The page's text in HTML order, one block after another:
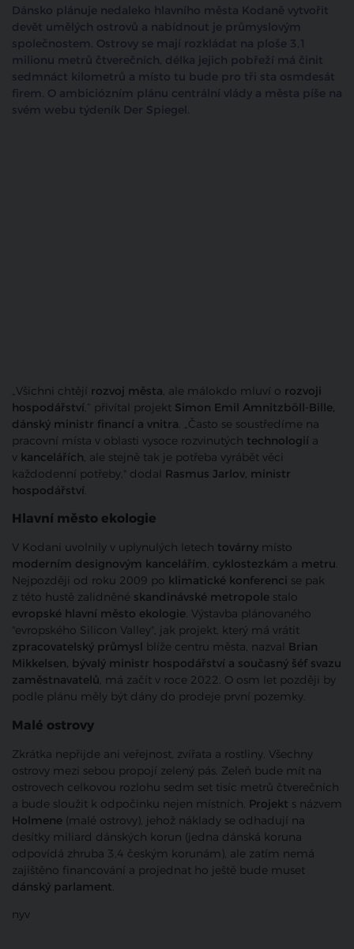
Dánsko plánuje nedaleko hlavního města Kodaně vytvořit
devět umělých ostrovů a nabídnout je průmyslovým
společnostem. Ostrovy se mají rozkládat na ploše 3,1
milionu metrů čtverečních, délka jejich pobřeží má činit
sedmnáct kilometrů a místo tu bude pro tři sta osmdesát
firem. O ambiciózním plánu centrální vlády a města píše na
svém webu týdeník Der Spiegel.
„Všichni chtějí rozvoj města, ale málokdo mluví o rozvoji
hospodářství,“ přivítal projekt Simon Emil Amnitzböll-Bille,
dánský ministr financí a vnitra. „Často se soustředíme na
pracovní místa v oblasti vysoce rozvinutých technologií a
v kancelářích, ale stejně tak je potřeba vyrábět věci
každodenní potřeby," dodal Rasmus Jarlov, ministr
hospodářství.
Hlavní město ekologie
V Kodani uvolnily v uplynulých letech továrny místo
moderním designovým kancelářím, cyklostezkám a metru.
Nejpozději od roku 2009 po klimatické konferenci se pak
z této hustě zalidněné skandinávské metropole stalo
evropské hlavní město ekologie. Výstavba plánovaného
"evropského Silicon Valley", jak projekt, který má vrátit
zpracovatelský průmysl blíže centru města, nazval Brian
Mikkelsen, bývalý ministr hospodářství a současný šéf svazu
zaměstnavatelů, má začít v roce 2022. O osm let později by
podle plánu měly být dány do prodeje první pozemky.
Malé ostrovy
Zkrátka nepřijde ani veřejnost, zvířata a rostliny. Všechny
ostrovy mezi sebou propojí zelený pás. Zeleň bude mít na
ostrovech celkovou rozlohu sedm set tisíc metrů čtverečních
a bude sloužit k odpočinku nejen místních. Projekt s názvem
Holmene (malé ostrovy), jehož náklady se odhadují na
desítky miliard dánských korun (jedna dánská koruna
odpovídá zhruba 3,4 českým korunám), ale zatím nemá
zajištěno financování a projednat ho ještě bude muset
dánský parlament.
nyv